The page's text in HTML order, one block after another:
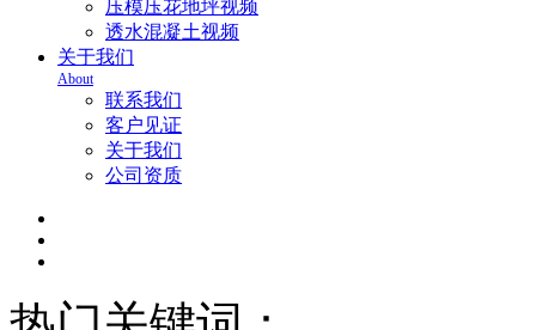
压模压花地坪视频
透水混凝土视频
关于我们
About
联系我们
客户见证
关于我们
公司资质